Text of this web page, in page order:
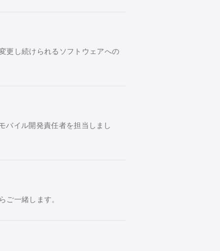
更し続けられるソフトウェアへの
バイル開発責任者を担当しまし
一緒します。